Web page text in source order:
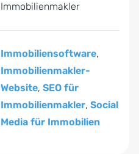
Immobilienmakler
Immobiliensoftware,
Immobilienmakler-
Website, SEO für
Immobilienmakler, Social
Media für Immobilien